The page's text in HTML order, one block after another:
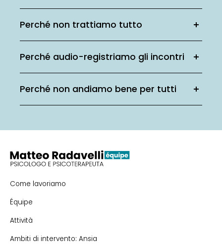
Perché non trattiamo tutto
Perché audio-registriamo gli incontri
Perché non andiamo bene per tutti
Come lavoriamo
Équipe
Attività
Ambiti di intervento: Ansia